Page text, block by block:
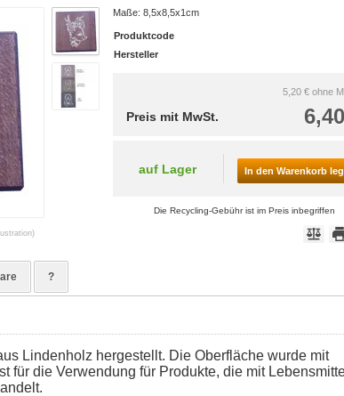
Maße: 8,5x8,5x1cm
Produktcode
Hersteller
5,20 € ohne
Preis mit MwSt.
auf Lager In den Warenkorb
Die Recycling-Gebühr ist im Preis inbegriffen
?
Lindenholz hergestellt. Die Oberfläche wurde mit
für die Verwendung für Produkte, die mit